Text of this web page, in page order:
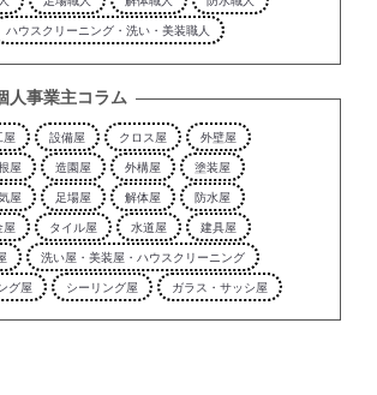
ハウスクリーニング・洗い・美装職人
人事業主コラム
屋 設備屋 クロス屋
外壁屋
屋
造園屋 外構屋
塗装屋
屋
足場屋 解体屋
防水屋
屋
タイル屋 水道屋
建具屋
洗い屋・美装屋・ハウスクリーニング
グ屋
シーリング屋 ガラス・サッシ屋